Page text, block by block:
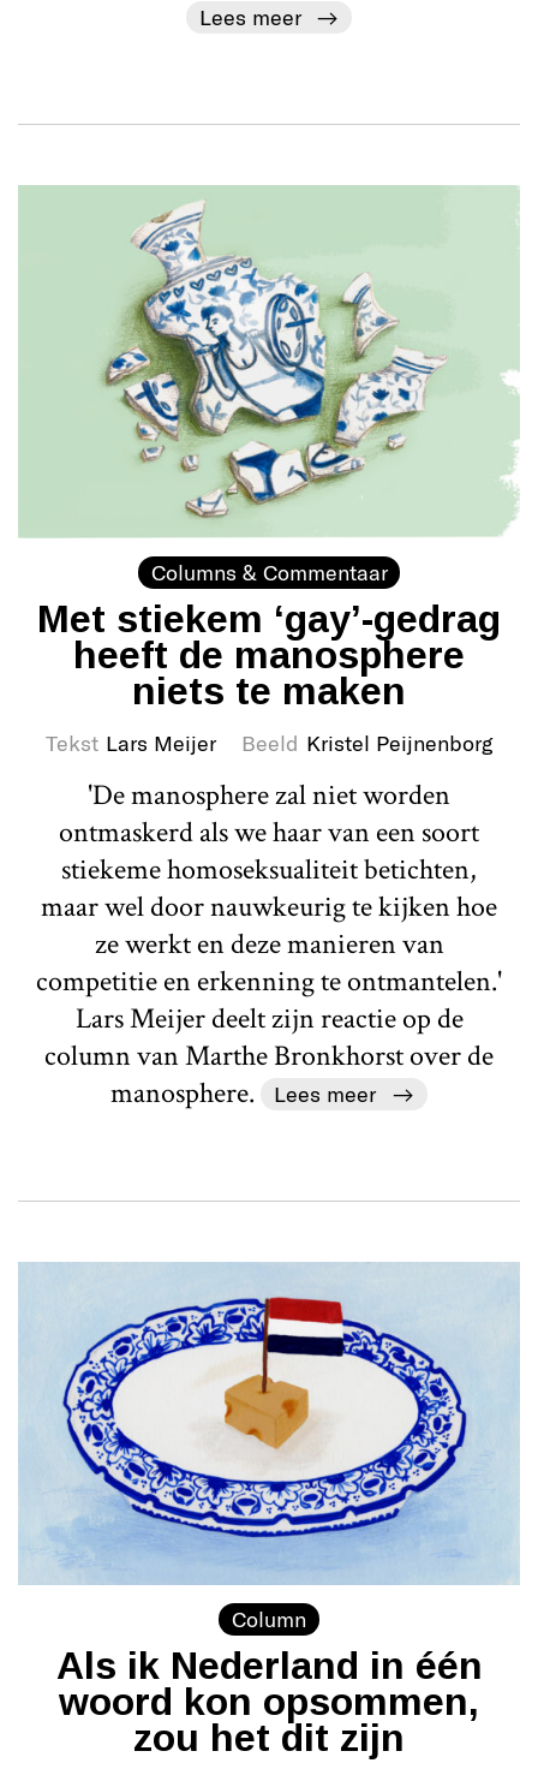
Lees meer
Columns & Commentaar
Met stiekem ‘gay’-gedrag
heeft de manosphere
niets te maken
Tekst Lars Meijer Beeld Kristel Peijnenborg
'De manosphere zal niet worden
ontmaskerd als we haar van een soort
stiekeme homoseksualiteit betichten,
maar wel door nauwkeurig te kijken hoe
ze werkt en deze manieren van
competitie en erkenning te ontmantelen.'
Lars Meijer deelt zijn reactie op de
column van Marthe Bronkhorst over de
manosphere.
Lees meer
Column
Als ik Nederland in één
woord kon opsommen,
zou het dit zijn